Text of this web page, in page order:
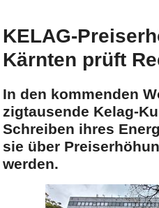
KELAG-
Kärnten prüft
In den kommenden
zigtausende Kelag-
Schreiben ihres
sie über
werden.